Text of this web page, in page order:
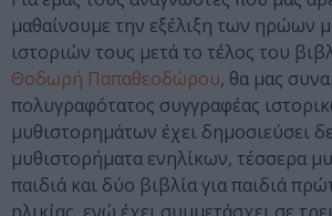
μαθαίνουμε την εξέλιξη των ηρώων
ιστοριών τους μετά το τέλος του
Θοδωρή Παπαθεοδώρου, θα μας
πολυγραφότατος συγγραφέας
μυθιστορημάτων έχει δημοσιεύσει
μυθιστορήματα ενηλίκων, τέσσερα
παιδιά και δύο βιβλία για παιδιά